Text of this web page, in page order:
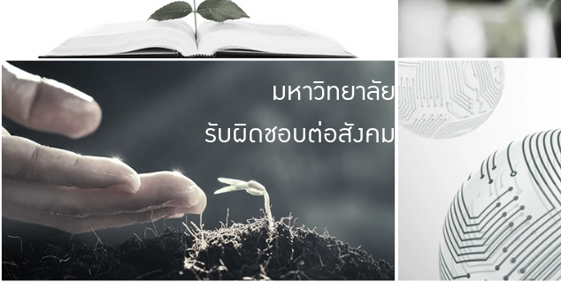
มหาวิทยาลัย
รับผิดชอบต่อสังคม